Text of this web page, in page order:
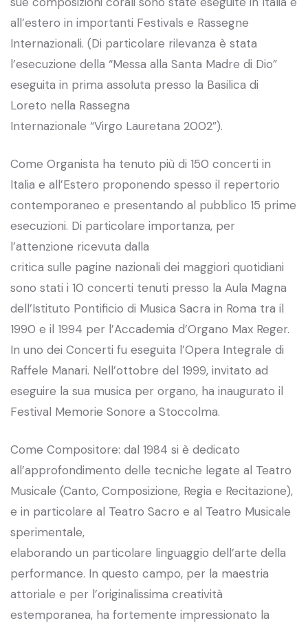
all’estero in importanti Festivals e Rassegne
Internazionali. (Di particolare rilevanza è stata
l’esecuzione della “Messa alla Santa Madre di Dio”
eseguita in prima assoluta presso la Basilica di
Loreto nella Rassegna
Internazionale “Virgo Lauretana 2002”).
Come Organista ha tenuto più di 150 concerti in
Italia e all’Estero proponendo spesso il repertorio
contemporaneo e presentando al pubblico 15 prime
esecuzioni. Di particolare importanza, per
l’attenzione ricevuta dalla
critica sulle pagine nazionali dei maggiori quotidiani
sono stati i 10 concerti tenuti presso la Aula Magna
dell’Istituto Pontificio di Musica Sacra in Roma tra il
1990 e il 1994 per l’Accademia d’Organo Max Reger.
In uno dei Concerti fu eseguita l’Opera Integrale di
Raffele Manari. Nell’ottobre del 1999, invitato ad
eseguire la sua musica per organo, ha inaugurato il
Festival Memorie Sonore a Stoccolma.
Come Compositore: dal 1984 si è dedicato
all’approfondimento delle tecniche legate al Teatro
Musicale (Canto, Composizione, Regia e Recitazione),
e in particolare al Teatro Sacro e al Teatro Musicale
sperimentale,
elaborando un particolare linguaggio dell’arte della
performance. In questo campo, per la maestria
attoriale e per l’originalissima creatività
estemporanea, ha fortemente impressionato la